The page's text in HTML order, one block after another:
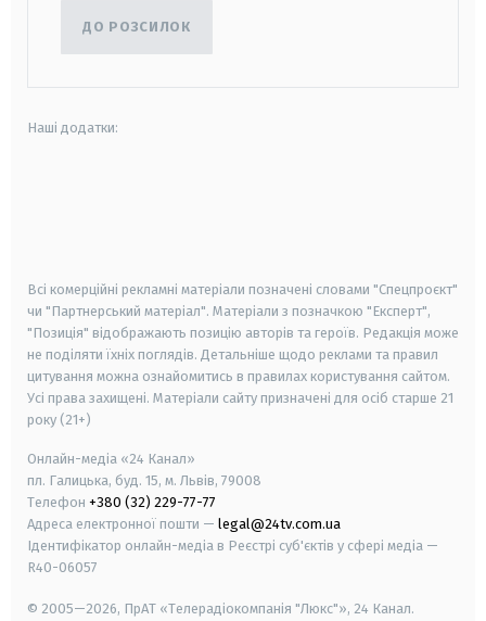
ДО РОЗСИЛОК
Наші додатки:
Всі комерційні рекламні матеріали позначені словами "Спецпроєкт"
чи "Партнерський матеріал". Матеріали з позначкою "Експерт",
"Позиція" відображають позицію авторів та героїв. Редакція може
не поділяти їхніх поглядів. Детальніше щодо реклами та правил
цитування можна ознайомитись в правилах користування сайтом.
Усі права захищені. Матеріали сайту призначені для осіб старше 21
року (21+)
Онлайн-медіа «24 Канал»
пл. Галицька, буд. 15, м. Львів, 79008
Телефон +380 (32) 229-77-77
Адреса електронної пошти — legal@24tv.com.ua
Ідентифікатор онлайн-медіа в Реєстрі суб'єктів у сфері медіа —
R40-06057
© 2005—2026, ПрАТ «Телерадіокомпанія "Люкс"», 24 Канал.